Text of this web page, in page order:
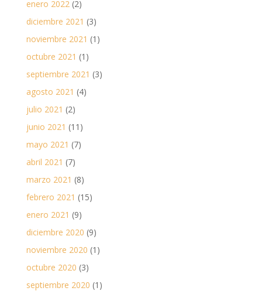
enero 2022(2)
diciembre 2021 (3)
noviembre 2021 (1)
octubre 2021 (1)
septiembre 2021 (3)
agosto 2021 (4)
julio 2021 (2)
junio 2021 (11)
mayo 2021 (7)
abril 2021 (7)
marzo 2021 (8)
febrero 2021 (15)
enero 2021 (9)
diciembre 2020 (9)
noviembre 2020 (1)
octubre 2020 (3)
septiembre 2020 (1)